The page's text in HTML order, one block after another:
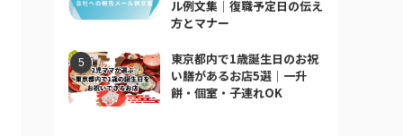
ル例文集｜復職予定日の伝え
方とマナー
東京都内で1歳誕生日のお祝
い膳があるお店5選｜一升
餅・個室・子連れOK